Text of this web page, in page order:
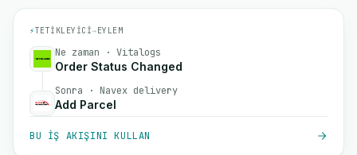
⚡TETIKLEYICI→EYLEM
Ne zaman · Vitalogs
Order Status Changed
Sonra · Navex delivery
Add Parcel
BU IŞ AKIŞINI KULLAN